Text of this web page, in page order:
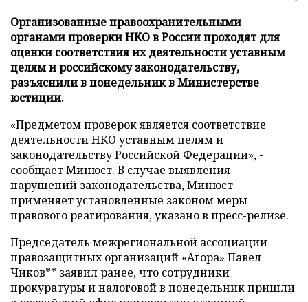
Организованные правоохранительными
органами проверки НКО в России проходят для
оценки соответствия их деятельности уставным
целям и российскому законодательству,
разъяснили в понедельник в Министерстве
юстиции.
«Предметом проверок является соответствие
деятельности НКО уставным целям и
законодательству Российской Федерации», -
сообщает Минюст. В случае выявления
нарушений законодательства, Минюст
применяет установленные законом меры
правового реагирования, указано в пресс-релизе.
Председатель межрегиональной ассоциации
правозащитных организаций «Агора» Павел
Чиков** заявил ранее, что сотрудники
прокуратуры и налоговой в понедельник пришли